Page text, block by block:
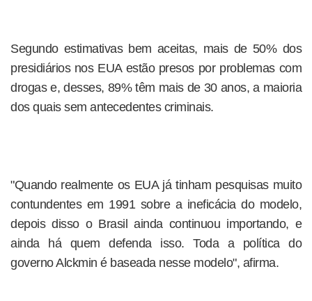
Segundo estimativas bem aceitas, mais de 50% dos
presidiários nos EUA estão presos por problemas com
drogas e, desses, 89% têm mais de 30 anos, a maioria
dos quais sem antecedentes criminais.
"Quando realmente os EUA já tinham pesquisas muito
contundentes em 1991 sobre a ineficácia do modelo,
depois disso o Brasil ainda continuou importando, e
ainda há quem defenda isso. Toda a política do
governo Alckmin é baseada nesse modelo", afirma.